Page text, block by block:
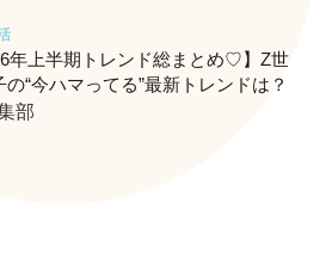
年上半期トレンド総まとめ♡】Z世
の“今ハマってる”最新トレンドは？
トバズ予報もチェック♪
部